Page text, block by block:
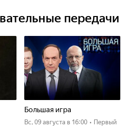
островов.передачи
Большая игра
вс, 09 августа в 16:00 • Первый